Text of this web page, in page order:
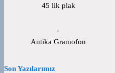
45 lik plak
Antika Gramofon
Son Yazılarımız